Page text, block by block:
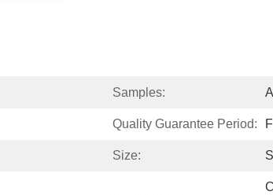
Samples:
Quality Guarantee Period:
Size: